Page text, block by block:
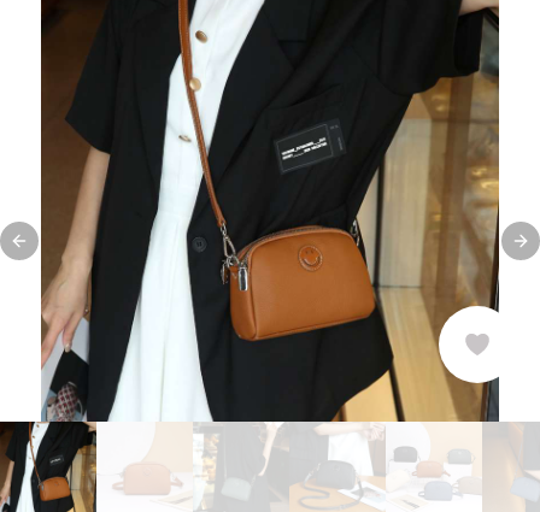
Previous slide